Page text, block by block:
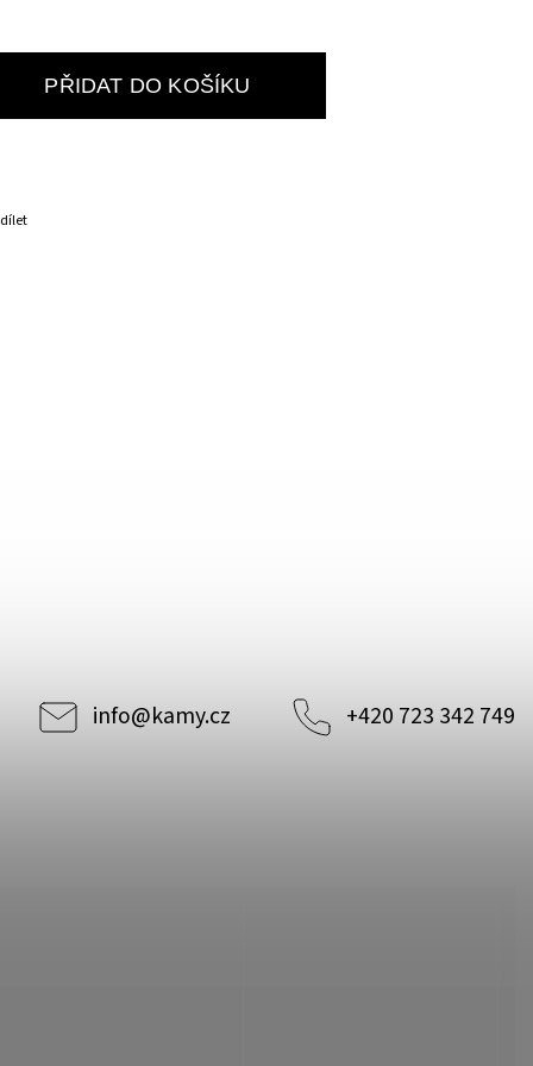
PŘIDAT DO KOŠÍKU
info@kamy.cz +420 723 342 749